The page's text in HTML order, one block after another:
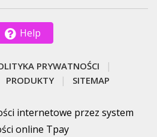
Help
PRYWATNOŚCI
PRODUKTY SITEMAP
internetowe przez system
online Tpay